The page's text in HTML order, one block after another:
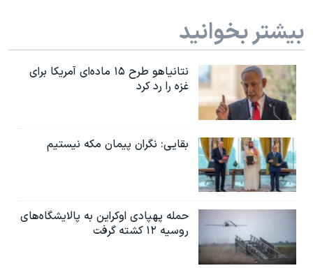
بیشتر بخوانید
نتانیاهو طرح ۱۵ ماده‌ای آمریکا برای
غزه را رد کرد
بقایی: نگران پیمان مکه نیستیم
حمله پهپادی اوکراین به پالایشگاه‌های
روسیه ۱۲ کشته گرفت